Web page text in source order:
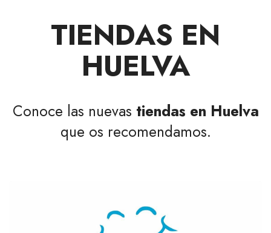
TIENDAS EN
HUELVA
Conoce las nuevas tiendas en Huelva
que os recomendamos.